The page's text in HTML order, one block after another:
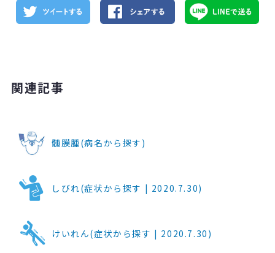
関連記事
髄膜腫(病名から探す)
しびれ(症状から探す | 2020.7.30)
けいれん(症状から探す | 2020.7.30)